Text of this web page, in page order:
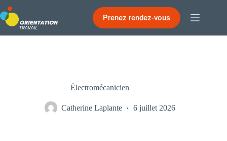
au
contenu
Prenez rendez-vous
Électromécanicien
Catherine Laplante 6 juillet 2026